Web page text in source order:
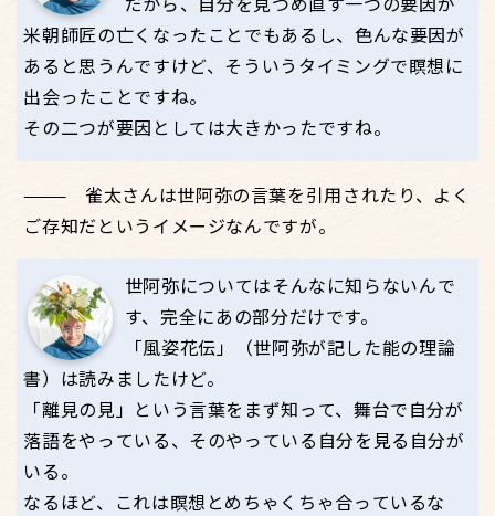
米朝師匠の亡くなったことでもあるし、色んな要因が
あると思うんですけど、そういうタイミングで瞑想に
出会ったことですね。
その二つが要因としては大きかったですね。
雀太さんは世阿弥の言葉を引用されたり、よく
ご存知だというイメージなんですが。
世阿弥についてはそんなに知らないんで
す、完全にあの部分だけです。
「風姿花伝」（世阿弥が記した能の理論
書）は読みましたけど。
「離見の見」という言葉をまず知って、舞台で自分が
落語をやっている、そのやっている自分を見る自分が
いる。
なるほど、これは瞑想とめちゃくちゃ合っているな